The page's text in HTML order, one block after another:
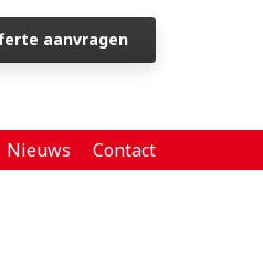
aanvragen
Nieuws Contact